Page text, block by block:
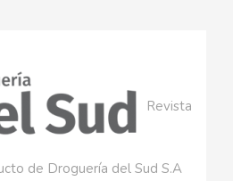
Revista
de Droguería del Sud S.A